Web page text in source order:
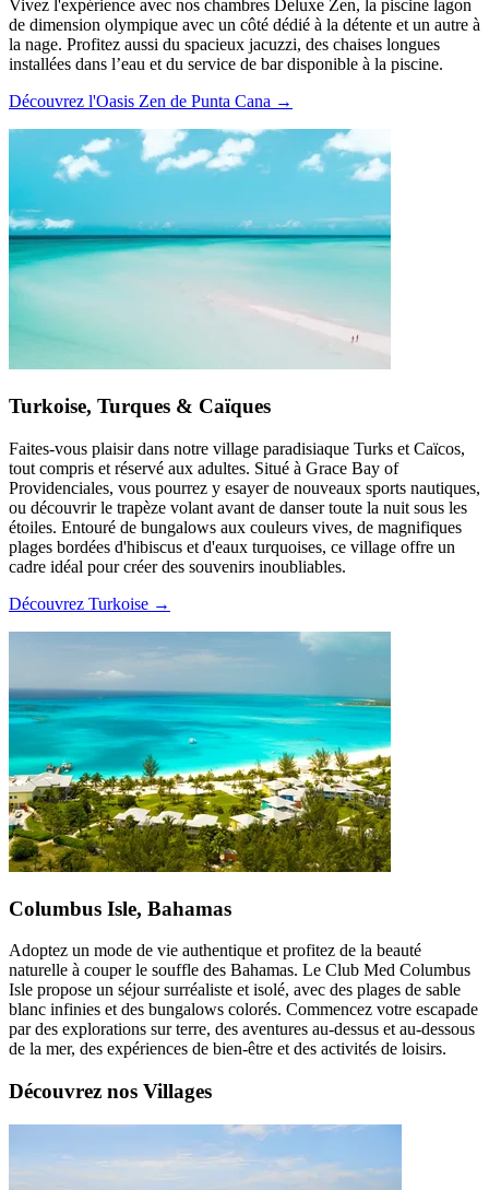
Vivez l'expérience avec nos chambres Deluxe Zen, la piscine lagon
de dimension olympique avec un côté dédié à la détente et un autre à
la nage. Profitez aussi du spacieux jacuzzi, des chaises longues
installées dans l’eau et du service de bar disponible à la piscine.
Découvrez l'Oasis Zen de Punta Cana →
Turkoise, Turques & Caïques
Faites-vous plaisir dans notre village paradisiaque Turks et Caïcos,
tout compris et réservé aux adultes. Situé à Grace Bay of
Providenciales, vous pourrez y esayer de nouveaux sports nautiques,
ou découvrir le trapèze volant avant de danser toute la nuit sous les
étoiles. Entouré de bungalows aux couleurs vives, de magnifiques
plages bordées d'hibiscus et d'eaux turquoises, ce village offre un
cadre idéal pour créer des souvenirs inoubliables.
Découvrez Turkoise →
Columbus Isle, Bahamas
Adoptez un mode de vie authentique et profitez de la beauté
naturelle à couper le souffle des Bahamas. Le Club Med Columbus
Isle propose un séjour surréaliste et isolé, avec des plages de sable
blanc infinies et des bungalows colorés. Commencez votre escapade
par des explorations sur terre, des aventures au-dessus et au-dessous
de la mer, des expériences de bien-être et des activités de loisirs.
Découvrez nos Villages